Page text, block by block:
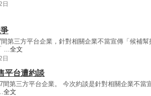
第三方平台企業，針對相關企業不當宣傳「候補幫
...全文
平台遭約談
間第三方平台企業。 今次約談是針對相關企業不當
全文